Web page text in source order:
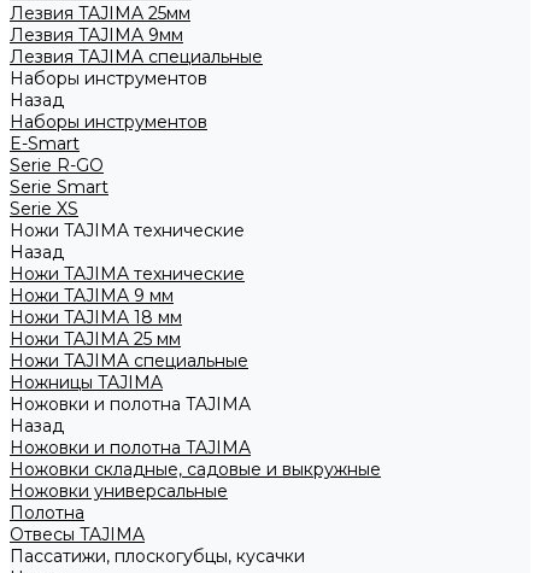
Лезвия TAJIMA 25мм
Лезвия TAJIMA 9мм
Лезвия TAJIMA специальные
Наборы инструментов
Назад
Наборы инструментов
E-Smart
Serie R-GO
Serie Smart
Serie XS
Ножи TAJIMA технические
Назад
Ножи TAJIMA технические
Ножи TAJIMA 9 мм
Ножи TAJIMA 18 мм
Ножи TAJIMA 25 мм
Ножи TAJIMA специальные
Ножницы TAJIMA
Ножовки и полотна TAJIMA
Назад
Ножовки и полотна TAJIMA
Ножовки складные, садовые и выкружные
Ножовки универсальные
Полотна
Отвесы TAJIMA
Пассатижи, плоскогубцы, кусачки